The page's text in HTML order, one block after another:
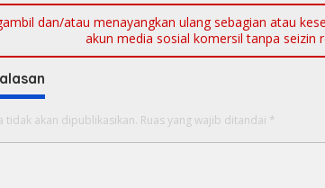
dan/atau menayangkan ulang sebagian atau
akun media sosial komersil tanpa seizin
tidak akan dipublikasikan. Ruas yang wajib ditandai *